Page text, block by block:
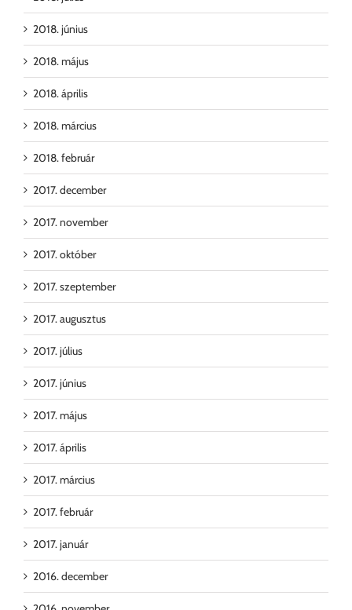
2018. június
2018. május
2018. április
2018. március
2018. február
2017. december
2017. november
2017. október
2017. szeptember
2017. augusztus
2017. július
2017. június
2017. május
2017. április
2017. március
2017. február
2017. január
2016. december